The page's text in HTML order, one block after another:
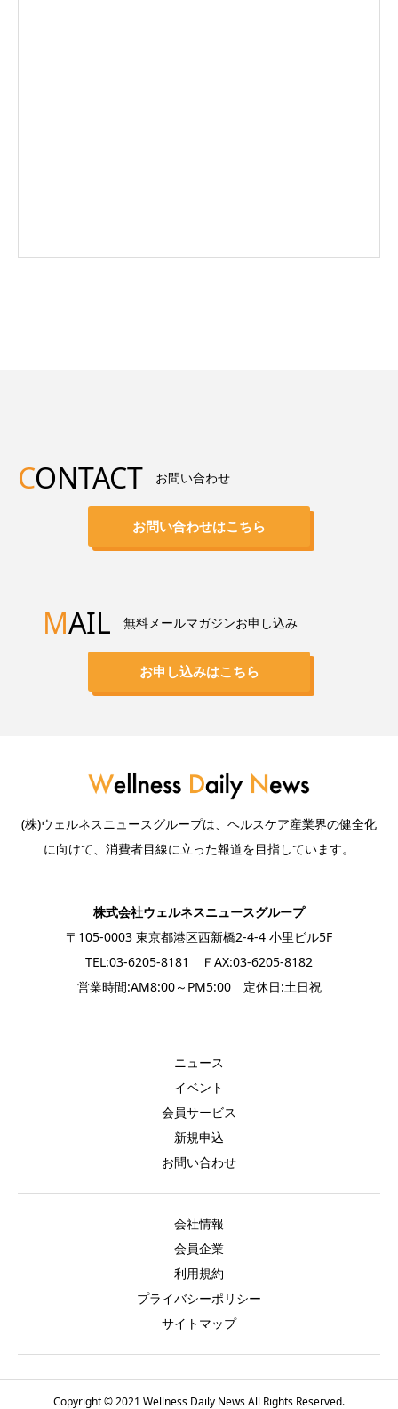
CONTACT お問い合わせ
お問い合わせはこちら
MAIL 無料メールマガジンお申し込み
お申し込みはこちら
(株)ウェルネスニュースグループは、ヘルスケア産業界の健全化
に向けて、消費者目線に立った報道を目指しています。
株式会社ウェルネスニュースグループ
〒105-0003 東京都港区西新橋2-4-4 小里ビル5F
TEL:03-6205-8181 ＦAX:03-6205-8182
営業時間:AM8:00～PM5:00 定休日:土日祝
ニュース
イベント
会員サービス
新規申込
お問い合わせ
会社情報
会員企業
利用規約
プライバシーポリシー
サイトマップ
Copyright © 2021 Wellness Daily News All Rights Reserved.